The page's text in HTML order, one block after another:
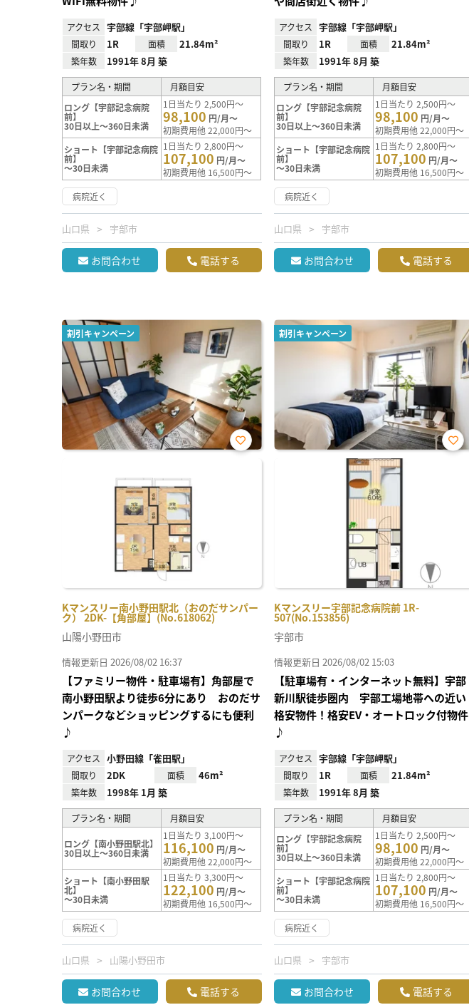
アクセス 宇部線「宇部岬駅」
間取り 1R 面積 21.84m²
築年数 1991年 8月 築
プラン名・期間
月額目安
ロング【宇部記念病院
前】
30日以上～360日未満
1日当たり 2,500円～
98,100 円/月～
初期費用他 22,000円～
ショート【宇部記念病院
前】
～30日未満
1日当たり 2,800円～
107,100 円/月～
初期費用他 16,500円～
病院近く
山口県 宇部市
お問合わせ 電話する
アクセス 宇部線「宇部岬駅」
間取り 1R 面積 21.84m²
築年数 1991年 8月 築
プラン名・期間
月額目安
ロング【宇部記念病院
前】
30日以上～360日未満
1日当たり 2,500円～
98,100 円/月～
初期費用他 22,000円～
ショート【宇部記念病院
前】
～30日未満
1日当たり 2,800円～
107,100 円/月～
初期費用他 16,500円～
病院近く
山口県 宇部市
お問合わせ 電話する
割引キャンペーン
Kマンスリー南小野田駅北（おのだサンパー
ク） 2DK-【角部屋】(No.618062)
お気
山陽小野田市
情報更新日 2026/08/02 16:37
【ファミリー物件・駐車場有】角部屋で
南小野田駅より徒歩6分にあり おのだサ
ンパークなどショッピングするにも便利
♪
アクセス 小野田線「雀田駅」
間取り 2DK 面積 46m²
築年数 1998年 1月 築
プラン名・期間 月額目安
ロング【南小野田駅北】
30日以上～360日未満
1日当たり 3,100円～
116,100 円/月～
初期費用他 22,000円～
ショート【南小野田駅
北】
～30日未満
1日当たり 3,300円～
122,100 円/月～
初期費用他 16,500円～
病院近く
山口県 山陽小野田市
お問合わせ 電話する
割引キャンペーン
Kマンスリー宇部記念病院前 1R-
507(No.153856)
お気
宇部市
情報更新日 2026/08/02 15:03
【駐車場有・インターネット無料】宇部
新川駅徒歩圏内 宇部工場地帯への近い
格安物件！格安EV・オートロック付物件
♪
アクセス 宇部線「宇部岬駅」
間取り 1R 面積 21.84m²
築年数 1991年 8月 築
プラン名・期間
月額目安
ロング【宇部記念病院
前】
30日以上～360日未満
1日当たり 2,500円～
98,100 円/月～
初期費用他 22,000円～
ショート【宇部記念病院
前】
～30日未満
1日当たり 2,800円～
107,100 円/月～
初期費用他 16,500円～
病院近く
山口県 宇部市
お問合わせ 電話する